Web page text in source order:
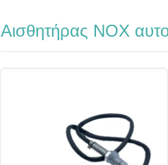
Αισθητήρας NOX